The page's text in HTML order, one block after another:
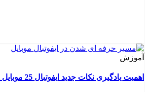
آموزش
اهمیت یادگیری نکات جدید ایفوتبال 25 موبایل efootball